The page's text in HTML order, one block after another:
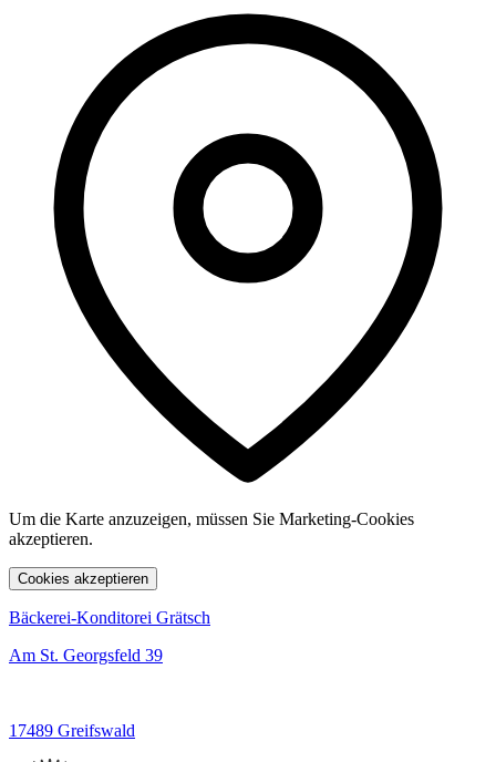
Um die Karte anzuzeigen, müssen Sie Marketing-Cookies
akzeptieren.
Cookies akzeptieren
Bäckerei-Konditorei Grätsch
Am St. Georgsfeld 39
17489 Greifswald